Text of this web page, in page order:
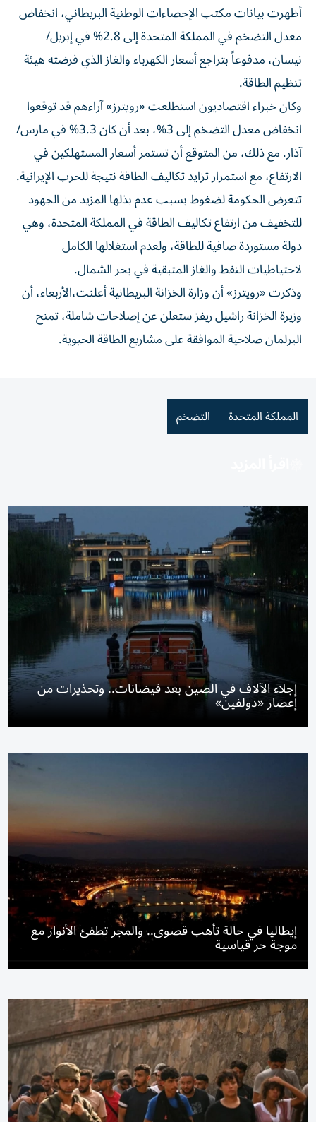
أظهرت بيانات مكتب الإحصاءات الوطنية البريطاني، انخفاض
معدل التضخم في المملكة المتحدة إلى 2.8% في إبريل/
نيسان، مدفوعاً بتراجع أسعار الكهرباء والغاز الذي فرضته هيئة
تنظيم الطاقة.
وكان خبراء اقتصاديون استطلعت «رويترز» آراءهم قد توقعوا
انخفاض معدل التضخم إلى 3%، بعد أن كان 3.3% في مارس/
آذار. مع ذلك، من المتوقع أن تستمر أسعار المستهلكين في
الارتفاع، مع استمرار تزايد تكاليف الطاقة نتيجة للحرب الإيرانية.
تتعرض الحكومة لضغوط بسبب عدم بذلها المزيد من الجهود
للتخفيف من ارتفاع تكاليف الطاقة في المملكة المتحدة، وهي
دولة مستوردة صافية للطاقة، ولعدم استغلالها الكامل
لاحتياطيات النفط والغاز المتبقية في بحر الشمال.
وذكرت «رويترز» أن وزارة الخزانة البريطانية أعلنت،الأربعاء، أن
وزيرة الخزانة راشيل ريفز ستعلن عن إصلاحات شاملة، تمنح
البرلمان صلاحية الموافقة على مشاريع الطاقة الحيوية.
المملكة المتحدة التضخم
إجلاء الآلاف في الصين بعد فيضانات.. وتحذيرات من
إعصار «دولفين»
إيطاليا في حالة تأهب قصوى.. والمجر تطفئ الأنوار مع
موجة حر قياسية